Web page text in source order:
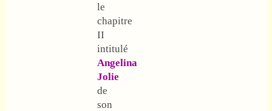
le
chapitre
II
intitulé
Angelina
Jolie
de
son